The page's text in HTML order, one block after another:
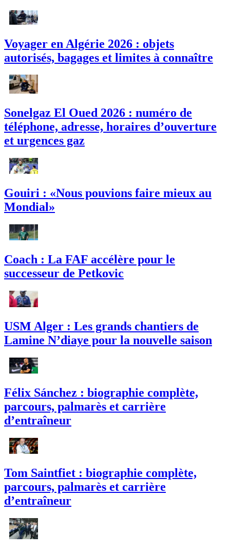
Voyager en Algérie 2026 : objets
autorisés, bagages et limites à connaître
Sonelgaz El Oued 2026 : numéro de
téléphone, adresse, horaires d’ouverture
et urgences gaz
Gouiri : «Nous pouvions faire mieux au
Mondial»
Coach : La FAF accélère pour le
successeur de Petkovic
USM Alger : Les grands chantiers de
Lamine N’diaye pour la nouvelle saison
Félix Sánchez : biographie complète,
parcours, palmarès et carrière
d’entraîneur
Tom Saintfiet : biographie complète,
parcours, palmarès et carrière
d’entraîneur